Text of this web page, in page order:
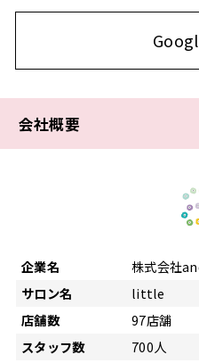
会社概要
企業名
株式会社
サロン名
little
店舗数
97店舗
スタッフ数
700人